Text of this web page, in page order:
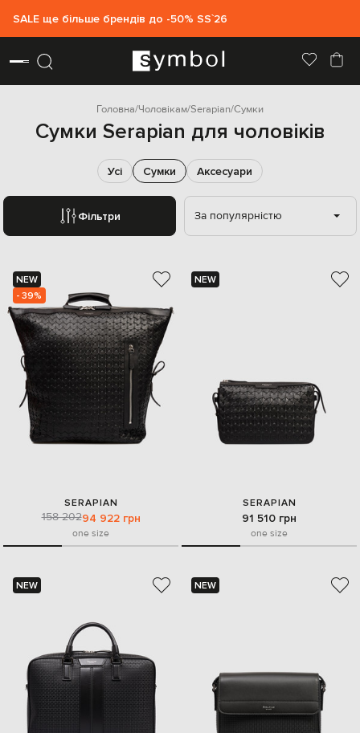
SALE ще більше брендів до -50% SS`26
Головна Чоловікам Serapian Сумки
Сумки Serapian для чоловіків
Фільтри
Усі Сумки Аксесуари
За популярністю
NEW
- 39%
SERAPIAN
158 20294 922 грн
one size
NEW
SERAPIAN
91 510 грн
one size
NEW NEW